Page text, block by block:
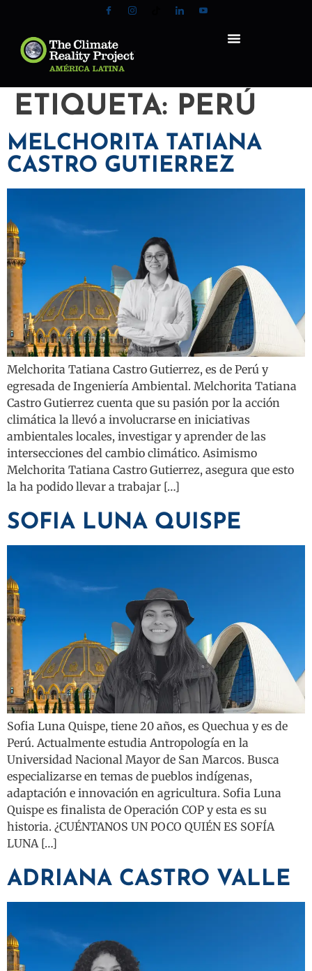
ETIQUETA: PERÚ
MELCHORITA TATIANA
CASTRO GUTIERREZ
Melchorita Tatiana Castro Gutierrez, es de Perú y
egresada de Ingeniería Ambiental. Melchorita Tatiana
Castro Gutierrez cuenta que su pasión por la acción
climática la llevó a involucrarse en iniciativas
ambientales locales, investigar y aprender de las
intersecciones del cambio climático. Asimismo
Melchorita Tatiana Castro Gutierrez, asegura que esto
la ha podido llevar a trabajar […]
SOFIA LUNA QUISPE
Sofia Luna Quispe, tiene 20 años, es Quechua y es de
Perú. Actualmente estudia Antropología en la
Universidad Nacional Mayor de San Marcos. Busca
especializarse en temas de pueblos indígenas,
adaptación e innovación en agricultura. Sofia Luna
Quispe es finalista de Operación COP y esta es su
historia. ¿CUÉNTANOS UN POCO QUIÉN ES SOFÍA
LUNA […]
ADRIANA CASTRO VALLE